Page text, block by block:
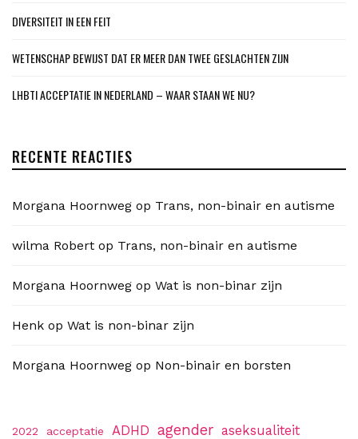
DIVERSITEIT IN EEN FEIT
WETENSCHAP BEWIJST DAT ER MEER DAN TWEE GESLACHTEN ZIJN
LHBTI ACCEPTATIE IN NEDERLAND – WAAR STAAN WE NU?
RECENTE REACTIES
Morgana Hoornweg op Trans, non-binair en autisme
wilma Robert op Trans, non-binair en autisme
Morgana Hoornweg op Wat is non-binar zijn
Henk op Wat is non-binar zijn
Morgana Hoornweg op Non-binair en borsten
2022 acceptatie ADHD agender aseksualiteit